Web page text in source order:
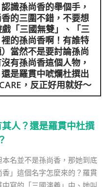
識孫尚香的舉個手，
的三圍不錯，不要想
「三國無雙」、「三
的孫尚香啊！有誰特
當然不是要討論孫尚
有孫尚香這個人物，
是羅貫中唬爛杜撰出
，反正好用就好～
人？還是羅貫中杜撰
名並不是孫尚香，那她到底
」這個名字怎麼來的？羅貫
寫的「三國演義」中、她叫